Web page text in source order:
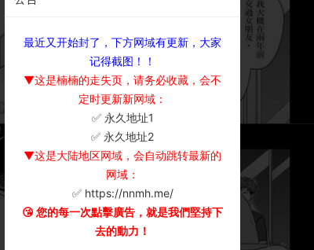
最近又开始封了，下方网域有更新，大家
记得截图！！
▼这是楠楠的走失页，请务必收藏，会不
定时更新新网域：
✅ 永久地址1
✅ 永久地址2
▼这是大陆地区网域，会自动跳转最新的
网域：
✅ https://nnmh.me/
😘 您的每一次點擊廣告，就是我們堅持下
去的動力！